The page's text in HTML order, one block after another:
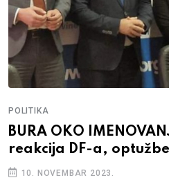
POLITIKA
BURA OKO
reakcija DF-a,
10. NOVEMBAR 2023.